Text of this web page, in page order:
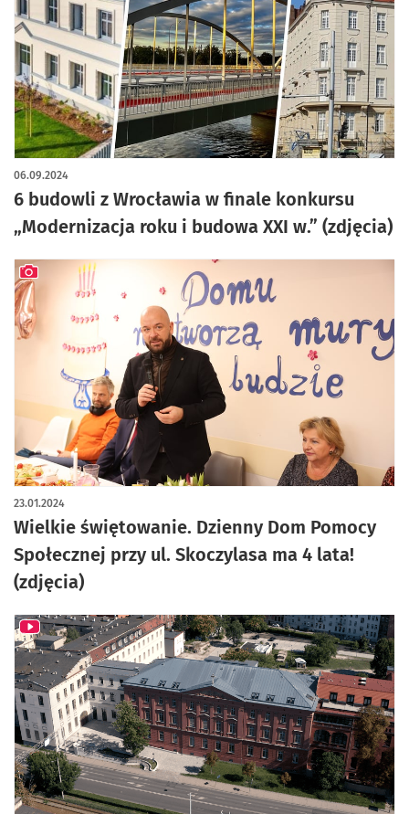
6 budowli z Wrocławia w finale konkursu
„Modernizacja roku i budowa XXI w.” (zdjęcia)
06.09.2024
artykuł z galerią zdjęć
Wielkie świętowanie. Dzienny Dom Pomocy
Społecznej przy ul. Skoczylasa ma 4 lata!
(zdjęcia)
23.01.2024
artykuł z galerią zdjęć